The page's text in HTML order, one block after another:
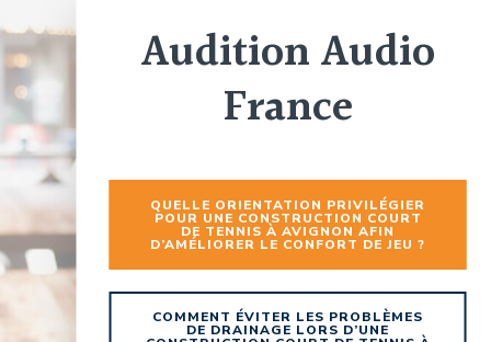
Audition Audio
France
QUELLE ORIENTATION PRIVILÉGIER
POUR UNE CONSTRUCTION COURT
DE TENNIS À AVIGNON AFIN
D’AMÉLIORER LE CONFORT DE JEU ?
COMMENT ÉVITER LES PROBLÈMES
DE DRAINAGE LORS D’UNE